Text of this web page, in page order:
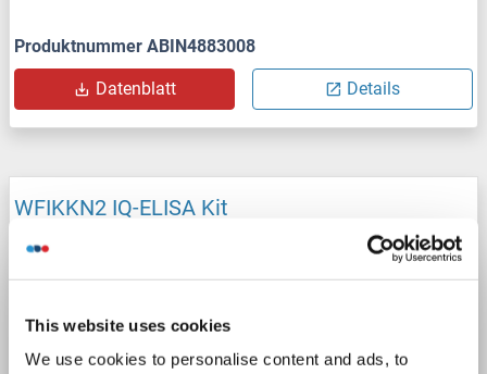
This website uses cookies
We use cookies to personalise content and ads, to
Produktnummer ABIN4883008
Datenblatt Details
WFIKKN2 IQ-ELISA Kit
WFIKKN2
Sandwich ELISA
Produktnummer ABIN6386079